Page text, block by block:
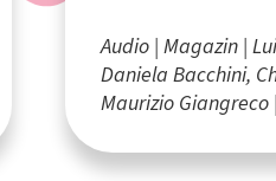
Leonardi und
Audio Magazin
Daniela Bacchini,
Maurizio Giangreco